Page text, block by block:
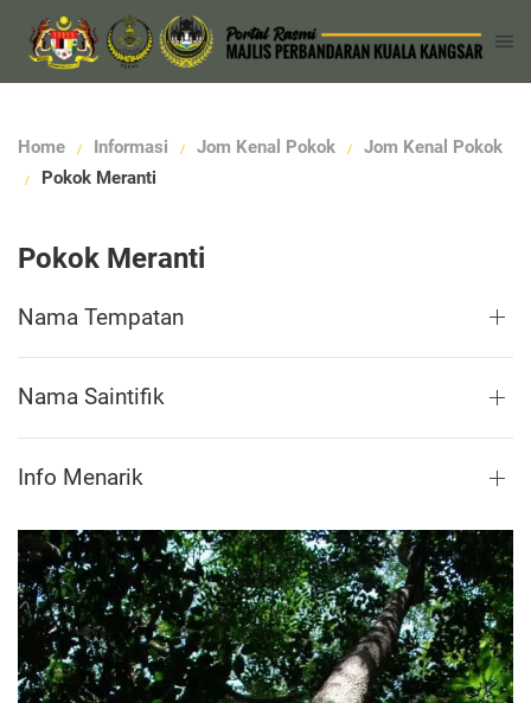
Home Informasi Jom Kenal Pokok
Jom Kenal Pokok
Pokok Meranti
Pokok Meranti
Nama Tempatan
Nama Saintifik
Info Menarik